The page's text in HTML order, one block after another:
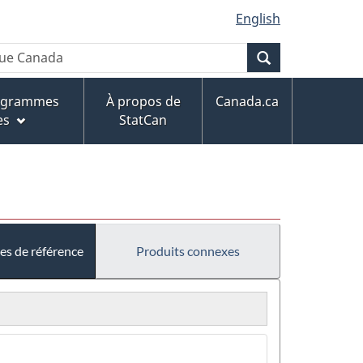
English
À propos de
StatCan
Canada.ca
de référence Produits connexes